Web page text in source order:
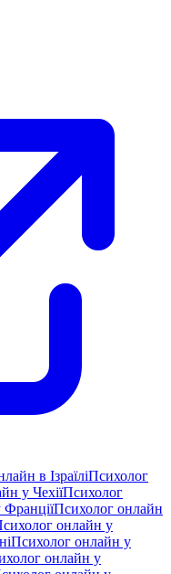
в ІзраїліПсихолог
у ЧехіїПсихолог
Психолог онлайн
онлайн у
Психолог онлайн у
онлайн у